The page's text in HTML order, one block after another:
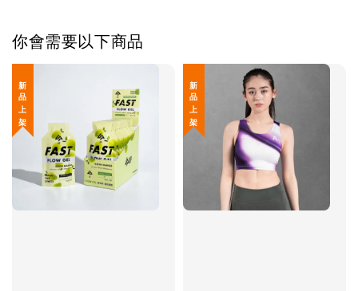
你會需要以下商品
新 品 上 架 新 品 上 架